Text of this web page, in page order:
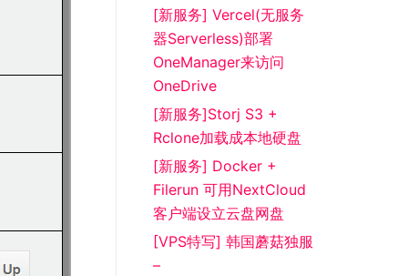
[新服务] Vercel(无服务
器Serverless)部署
OneManager来访问
OneDrive
[新服务]Storj S3 +
Rclone加载成本地硬盘
[新服务] Docker +
Filerun 可用NextCloud
客户端设立云盘网盘
[VPS特写] 韩国蘑菇独服
–